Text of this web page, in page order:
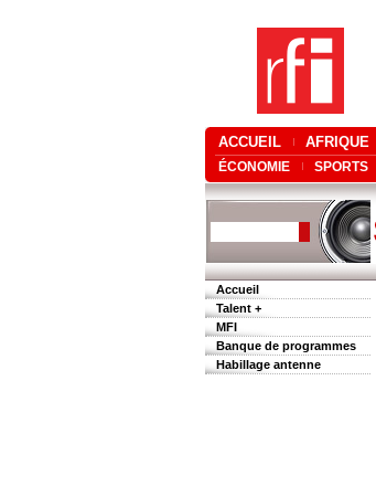
ACCUEIL AFRIQUE
ÉCONOMIE SPORTS
Accueil
Talent +
MFI
Banque de programmes
Habillage antenne